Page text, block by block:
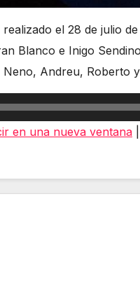
el 28 de julio
Blanco e Inigo
Neno, Andreu, Roberto
en una nueva ventana